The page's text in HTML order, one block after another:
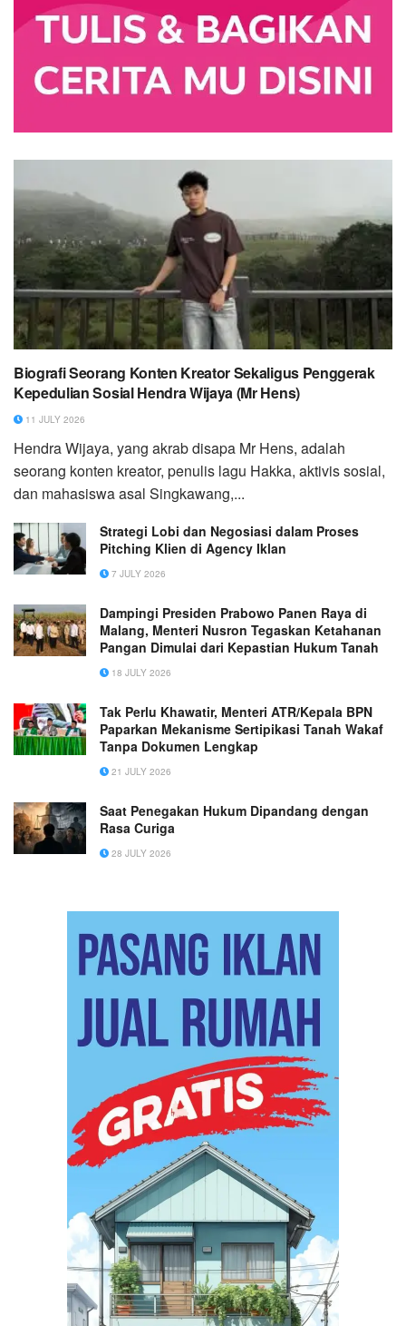
Biografi Seorang Konten Kreator Sekaligus Penggerak
Kepedulian Sosial Hendra Wijaya (Mr Hens)
11 JULY 2026
Hendra Wijaya, yang akrab disapa Mr Hens, adalah
seorang konten kreator, penulis lagu Hakka, aktivis sosial,
dan mahasiswa asal Singkawang,...
Strategi Lobi dan Negosiasi dalam Proses
Pitching Klien di Agency Iklan
7 JULY 2026
Dampingi Presiden Prabowo Panen Raya di
Malang, Menteri Nusron Tegaskan Ketahanan
Pangan Dimulai dari Kepastian Hukum Tanah
18 JULY 2026
Tak Perlu Khawatir, Menteri ATR/Kepala BPN
Paparkan Mekanisme Sertipikasi Tanah Wakaf
Tanpa Dokumen Lengkap
21 JULY 2026
Saat Penegakan Hukum Dipandang dengan
Rasa Curiga
28 JULY 2026